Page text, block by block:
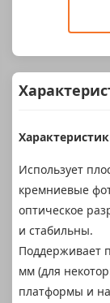
Использует
кремниевые
оптическое
и стабильны.
Поддерживает
мм (для
платформы и